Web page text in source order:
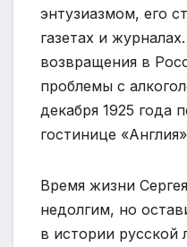
энтузиазмом, его
газетах и
возвращения в
проблемы с
декабря 1925 года
гостинице
Время жизни
недолгим, но
в истории русской